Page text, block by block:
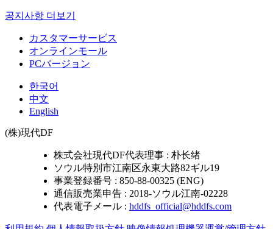
공지사항 더보기
カスタマーサービス
オンラインモール
PCバージョン
한국어
中文
English
(株)現代DF
株式会社現代DF代表理事 : 朴长绪
ソウル特別市江南区永東大路82ギル19
事業登録番号 : 850-88-00325 (ENG)
通信販売業申告 : 2018-ソウル江南-02228
代表電子メール : hddfs_official@hddfs.com